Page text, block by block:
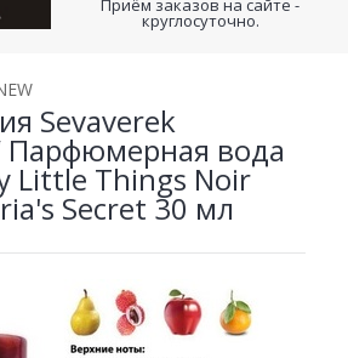
Приём заказов на сайте -
круглосуточно.
Sevaverek
Парфюмерная вода
Little Things Noir
Secret 30 мл